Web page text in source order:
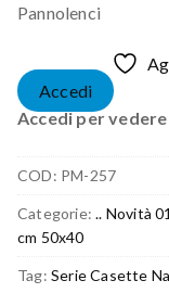
Pannolenci
Accedi
Accedi per
COD: PM-257
Categorie:.. Novità
cm 50x40
Tag: Serie Casette